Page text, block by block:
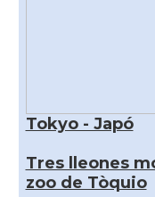
Tokyo - Japó
Tres lleones
zoo de Tòquio